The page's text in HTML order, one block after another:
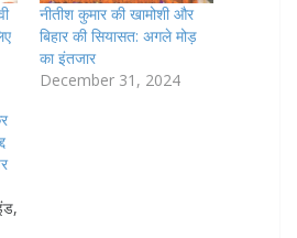
नीतीश कुमार की खामोशी और
बिहार की सियासत: अगले मोड़
का इंतजार
December 31, 2024